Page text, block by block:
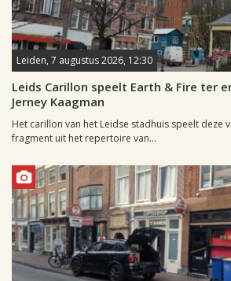
Leiden, 7 augustus 2026, 12:30
Leids Carillon speelt Earth & Fire ter
Jerney Kaagman
Het carillon van het Leidse stadhuis speelt deze
fragment uit het repertoire van...